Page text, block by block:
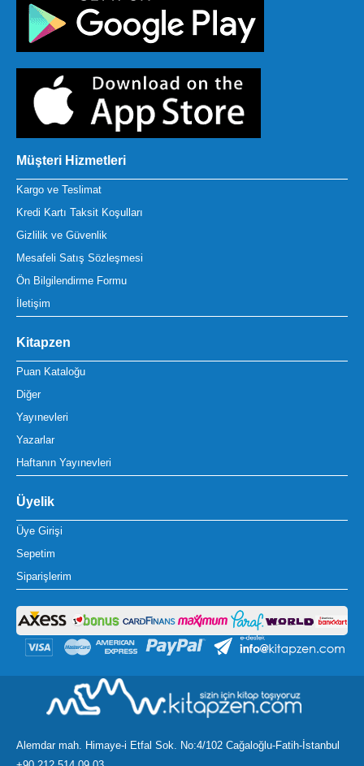
Müşteri Hizmetleri
Kargo ve Teslimat
Kredi Kartı Taksit Koşulları
Gizlilik ve Güvenlik
Mesafeli Satış Sözleşmesi
Ön Bilgilendirme Formu
İletişim
Kitapzen
Puan Kataloğu
Diğer
Yayınevleri
Yazarlar
Haftanın Yayınevleri
Üyelik
Üye Girişi
Sepetim
Siparişlerim
Alemdar mah. Himaye-i Etfal Sok. No:4/102 Cağaloğlu-Fatih-İstanbul